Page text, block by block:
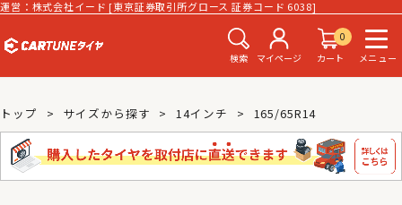
運営：株式会社イード [東京証券取引所グロース 証券コード 6038]
検索 マイページ
0
カート
メニュー
トップ サイズから探す 14インチ 165/65R14